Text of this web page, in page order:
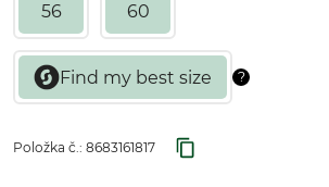
56 60
Položka č.: 8683161817